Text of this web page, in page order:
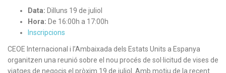
Data: Dilluns 19 de juliol
Hora: De 16:00h a 17:00h
Inscripcions
CEOE Internacional i l’Ambaixada dels Estats Units a Espanya
organitzen una reunió sobre el nou procés de sol·licitud de vises de
viatges de negocis el pròxim 19 de juliol. Amb motiu de la recent